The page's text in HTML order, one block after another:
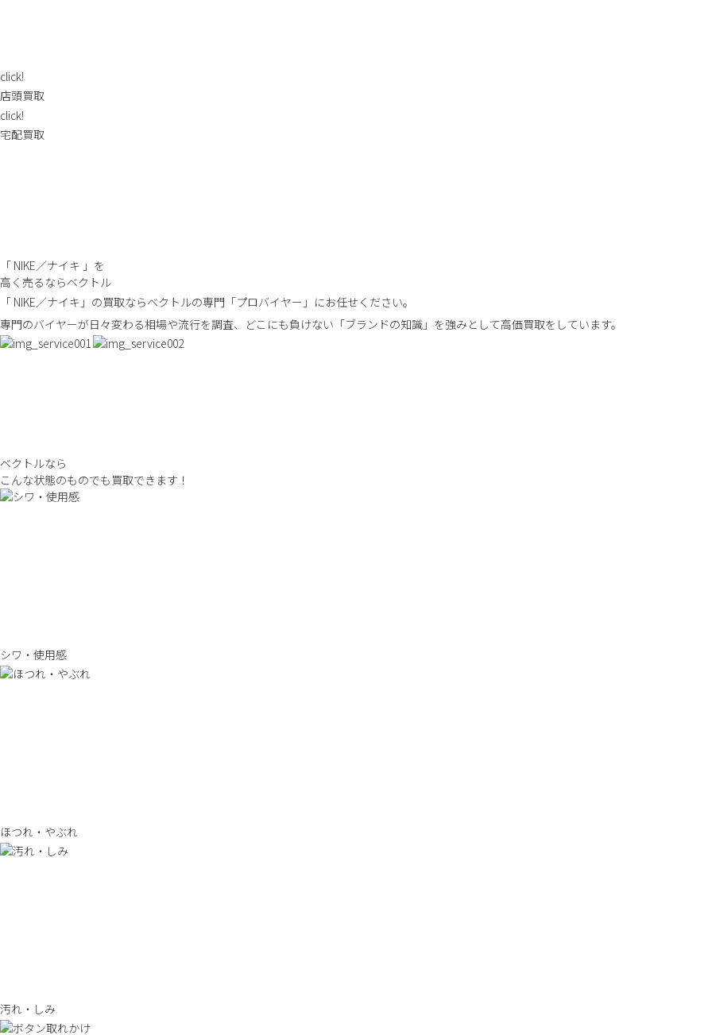
click!
店頭買取
click!
宅配買取
「 NIKE／ナイキ 」を
高く売るならベクトル
「 NIKE／ナイキ」の買取ならベクトルの専門「プロバイヤー」にお任せください。
専門のバイヤーが日々変わる相場や流行を調査、どこにも負けない「ブランドの知識」を強みとして高価買取をしています。
ベクトルなら
こんな状態のものでも買取できます！
シワ・使用感
ほつれ・やぶれ
汚れ・しみ